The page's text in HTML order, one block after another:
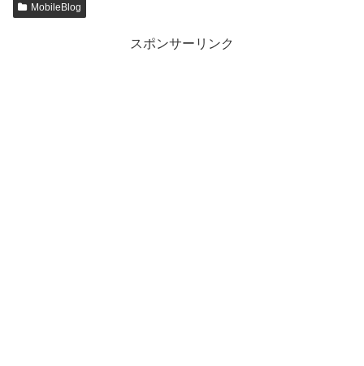
MobileBlog
スポンサーリンク